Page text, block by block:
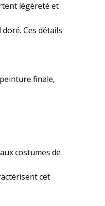
légèreté et
Ces détails
finale,
costumes de
cet